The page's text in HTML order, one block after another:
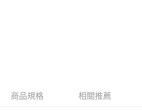
商品規格 相關推薦